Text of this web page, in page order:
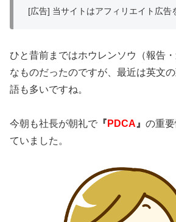
[広告] 当サイトはアフィリエイト広告
ひと昔前まではホウレンソウ（報告
なものだったのですが、最近は英文
語も多いですね。
今朝も社長が朝礼で 『 PDCA 』 の重
ていました。